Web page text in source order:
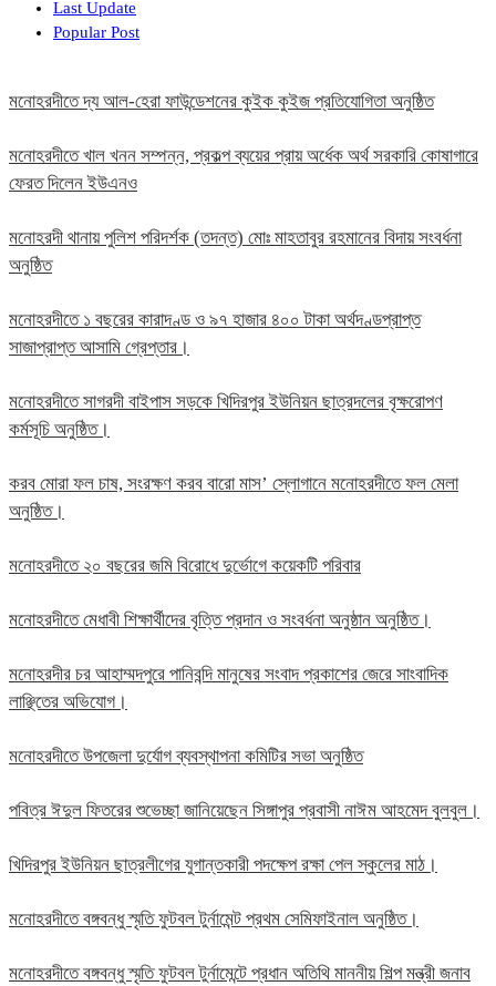
Last Update
Popular Post
মনোহরদীতে দ্য আল-হেরা ফাউন্ডেশনের কুইক কুইজ প্রতিযোগিতা অনুষ্ঠিত
মনোহরদীতে খাল খনন সম্পন্ন, প্রকল্প ব্যয়ের প্রায় অর্ধেক অর্থ সরকারি কোষাগারে
ফেরত দিলেন ইউএনও
মনোহরদী থানায় পুলিশ পরিদর্শক (তদন্ত) মোঃ মাহতাবুর রহমানের বিদায় সংবর্ধনা
অনুষ্ঠিত
মনোহরদীতে ১ বছরের কারাদণ্ড ও ৯৭ হাজার ৪০০ টাকা অর্থদণ্ডপ্রাপ্ত
সাজাপ্রাপ্ত আসামি গ্রেপ্তার।
মনোহরদীতে সাগরদী বাইপাস সড়কে খিদিরপুর ইউনিয়ন ছাত্রদলের বৃক্ষরোপণ
কর্মসূচি অনুষ্ঠিত।
করব মোরা ফল চাষ, সংরক্ষণ করব বারো মাস’ স্লোগানে মনোহরদীতে ফল মেলা
অনুষ্ঠিত।
মনোহরদীতে ২০ বছরের জমি বিরোধে দুর্ভোগে কয়েকটি পরিবার
মনোহরদীতে মেধাবী শিক্ষার্থীদের বৃত্তি প্রদান ও সংবর্ধনা অনুষ্ঠান অনুষ্ঠিত।
মনোহরদীর চর আহাম্মদপুরে পানিবন্দি মানুষের সংবাদ প্রকাশের জেরে সাংবাদিক
লাঞ্ছিতের অভিযোগ।
মনোহরদীতে উপজেলা দুর্যোগ ব্যবস্থাপনা কমিটির সভা অনুষ্ঠিত
পবিত্র ঈদুল ফিতরের শুভেচ্ছা জানিয়েছেন সিঙ্গাপুর প্রবাসী নাঈম আহমেদ বুলবুল।
খিদিরপুর ইউনিয়ন ছাত্রলীগের যুগান্তকারী পদক্ষেপ রক্ষা পেল স্কুলের মাঠ।
মনোহরদীতে বঙ্গবন্ধু স্মৃতি ফুটবল টুর্নামেন্ট প্রথম সেমিফাইনাল অনুষ্ঠিত।
মনোহরদীতে বঙ্গবন্ধু স্মৃতি ফুটবল টুর্নামেন্টে প্রধান অতিথি মাননীয় শিল্প মন্ত্রী জনাব